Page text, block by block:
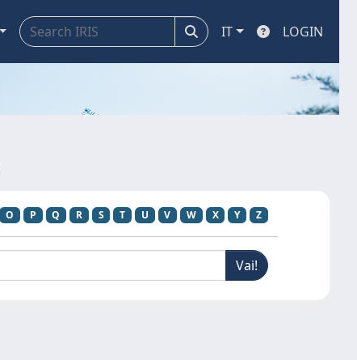
IT LOGIN
O P Q R S T U V W X Y Z